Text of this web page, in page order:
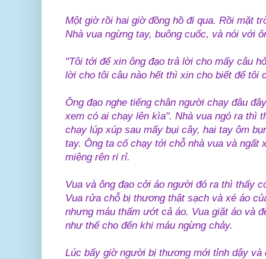
Một giờ rồi hai giờ đồng hồ đi qua. Rồi mặt
Nhà vua ngừng tay, buông cuốc, và nói với
"Tôi tới để xin ông đạo trả lời cho mấy câu
lời cho tôi câu nào hết thì xin cho biết để tôi
Ông đạo nghe tiếng chân người chạy đâu
xem có ai chạy lên kìa". Nhà vua ngó ra thì
chạy lúp xúp sau mấy bụi cây, hai tay ôm
tay. Ông ta cố chạy tới chỗ nhà vua và ngất
miệng rên ri rỉ.
Vua và ông đạo cởi áo người đó ra thì thấy
Vua rửa chỗ bị thương thật sạch và xé áo
nhưng máu thấm ướt cả áo. Vua giặt áo và
như thế cho đến khi máu ngừng chảy.
Lúc bấy giờ người bị thương mới tỉnh dậy và